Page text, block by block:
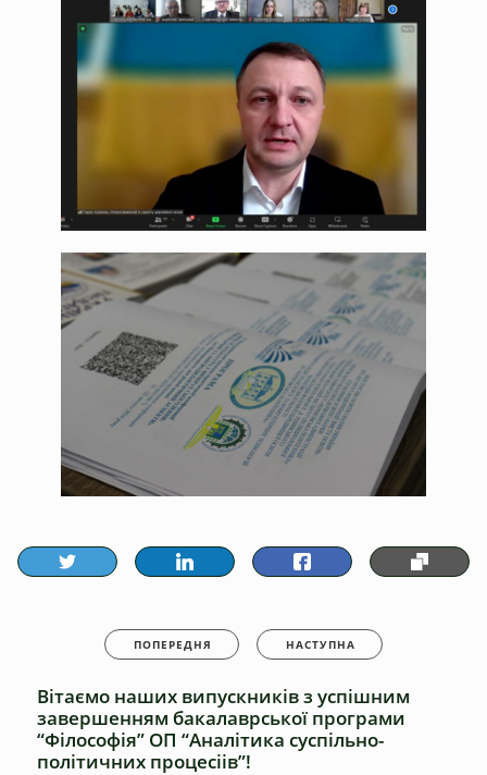
ПОПЕРЕДНЯ НАСТУПНА
Вітаємо наших випускників з успішним
завершенням бакалаврської програми
“Філософія” ОП “Аналітика суспільно-
політичних процесіів”!